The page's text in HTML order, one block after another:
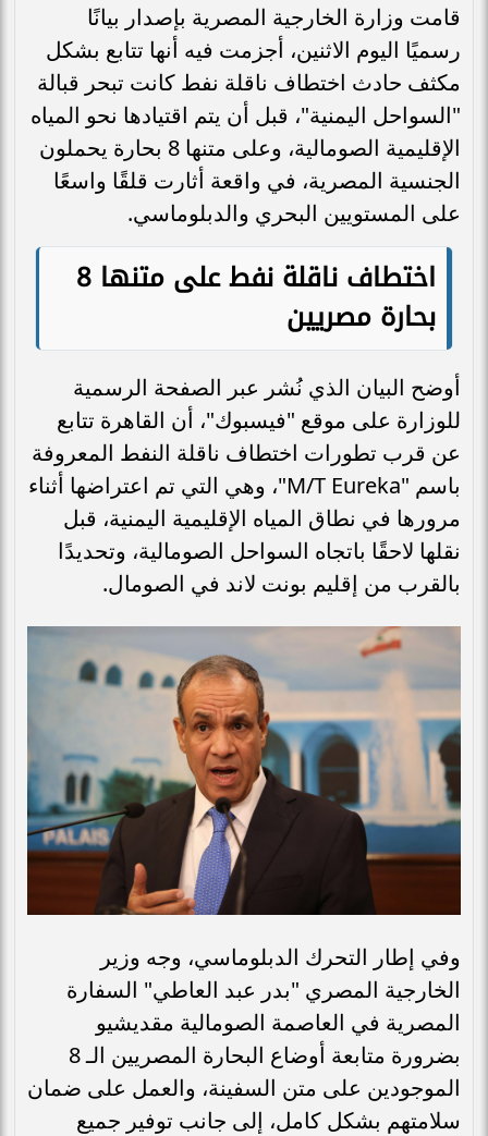
قامت وزارة الخارجية المصرية بإصدار بيانًا
رسميًا اليوم الاثنين، أجزمت فيه أنها تتابع بشكل
مكثف حادث اختطاف ناقلة نفط كانت تبحر قبالة
"السواحل اليمنية"، قبل أن يتم اقتيادها نحو المياه
الإقليمية الصومالية، وعلى متنها 8 بحارة يحملون
الجنسية المصرية، في واقعة أثارت قلقًا واسعًا
على المستويين البحري والدبلوماسي.
اختطاف ناقلة نفط على متنها 8
بحارة مصريين
أوضح البيان الذي نُشر عبر الصفحة الرسمية
للوزارة على موقع "فيسبوك"، أن القاهرة تتابع
عن قرب تطورات اختطاف ناقلة النفط المعروفة
باسم "M/T Eureka"، وهي التي تم اعتراضها أثناء
مرورها في نطاق المياه الإقليمية اليمنية، قبل
نقلها لاحقًا باتجاه السواحل الصومالية، وتحديدًا
بالقرب من إقليم بونت لاند في الصومال.
وفي إطار التحرك الدبلوماسي، وجه وزير
الخارجية المصري "بدر عبد العاطي" السفارة
المصرية في العاصمة الصومالية مقديشيو
بضرورة متابعة أوضاع البحارة المصريين الـ 8
الموجودين على متن السفينة، والعمل على ضمان
سلامتهم بشكل كامل، إلى جانب توفير جميع